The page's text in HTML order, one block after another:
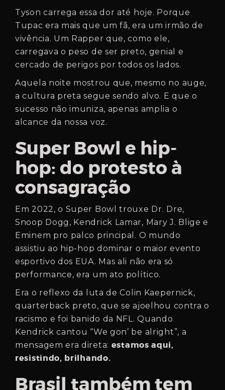
Tyson carrega essa dor até hoje. Porque
Tupac era mais que um fã, era um irmão de
vivência. Um Rapper que, como ele,
carregava o peso de ser preto, genial e
cercado de perigos por todos os lados.
Aquela noite mostrou que, mesmo no auge,
a cultura preta segue sendo alvo. E que o
sucesso não imuniza, apenas amplia o
alcance da nossa voz.
Super Bowl e hip-
hop: do protesto à
consagração
Em 2022, o Super Bowl trouxe Dr. Dre,
Snoop Dogg, Kendrick Lamar, Mary J. Blige e
Eminem pro palco principal. O mundo
assistiu ao hip-hop dominar o maior evento
esportivo dos EUA. Mas ali não era só
performance, era um ato político.
Era o reflexo da luta de Colin Kaepernick,
quarterback preto, que se ajoelhou contra o
racismo e foi banido da NFL. Quando
Kendrick cantou “We gon’ be alright”, a
mensagem era direta: estamos aqui,
resistindo, brilhando.
Brasil também tem